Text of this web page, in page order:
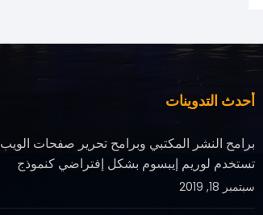
أحدث التدوينات
برامح النشر المكتبي وبرامح تحرير صفحات الويب
تستخدم لوريم إيبسوم بشكل إفتراضي كنموذج
سبتمبر 18, 2019